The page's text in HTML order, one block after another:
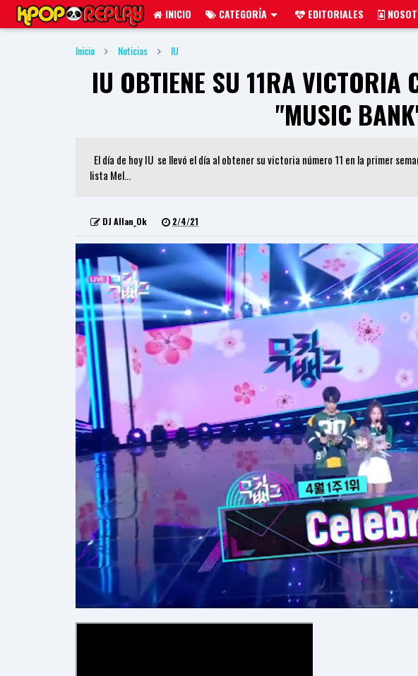
INICIO CATEGORÍA EDITORIALES
Inicio Noticias IU
IU OBTIENE SU 11RA VICTORIA
"MUSIC
El día de hoy IU se llevó el día al obtener su victoria número 11 en la primer
lista Mel...
DJ Allan_Ok 2/4/21